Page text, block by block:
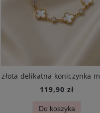
119,90 zł
Do koszyka